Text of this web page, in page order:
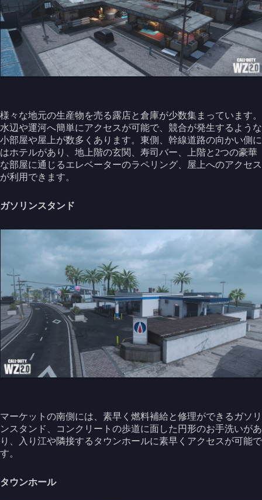
様々な地元の生産物を売る露店と倉庫が少数集まっています。
水辺や運河へ簡単にアクセスが可能で、競合が発生するような
小部屋や屋上が数多くあります。東側、幹線道路の向かい側に
はホテルがあり、地上階の玄関、寿司バー、上階と2つの豪華
な部屋に通じるエレベーターのラペリング、屋上へのアクセス
が利用できます。
ガソリンスタンド
マーケットの南側には、素早く燃料補給と修理ができるガソリ
ンスタンド、コンクリートの歩道に面した円形のお手洗いがあ
り、入り江や隣接するタウンホールに素早くアクセスが可能で
す。
タウンホール